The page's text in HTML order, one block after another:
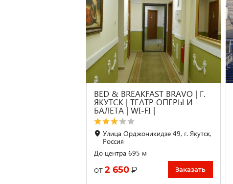
BED & BREAKFAST BRAVO | Г.
ЯКУТСК | ТЕАТР ОПЕРЫ И
БАЛЕТА | WI-FІ |
Улица Орджоникидзе 49, г. Якутск,
Россия
До центра 695 м
от 2 650 ₽ Заказать